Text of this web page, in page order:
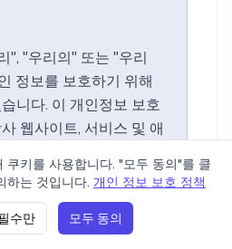
", "우리의" 또는 "우리
정보를 보호하기 위해
니다. 이 개인정보 보호
웹사이트, 서비스 및 애
를 수집, 사용 및 공유
니다.
함으로써 귀하는 이 정
정책서비스 약관문의하기
보유.버전: v0.1.17 21. 06. 2026 21:58
쿠키를 사용합니다. "모두 동의"를 클
하는 것입니다. 개인 정보 보호 정책
수만 모두 동의